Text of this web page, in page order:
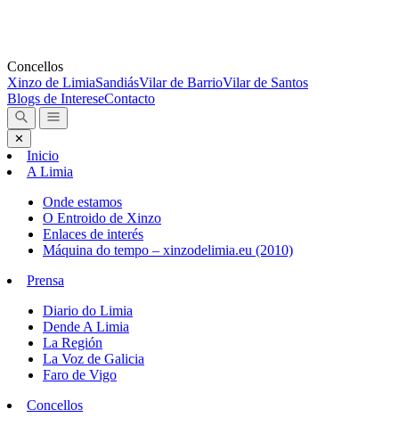
Concellos
Xinzo de LimiaSandiásVilar de BarrioVilar de Santos
Blogs de IntereseContacto
✕
Inicio
A Limia
Onde estamos
O Entroido de Xinzo
Enlaces de interés
Máquina do tempo – xinzodelimia.eu (2010)
Prensa
Diario do Limia
Dende A Limia
La Región
La Voz de Galicia
Faro de Vigo
Concellos